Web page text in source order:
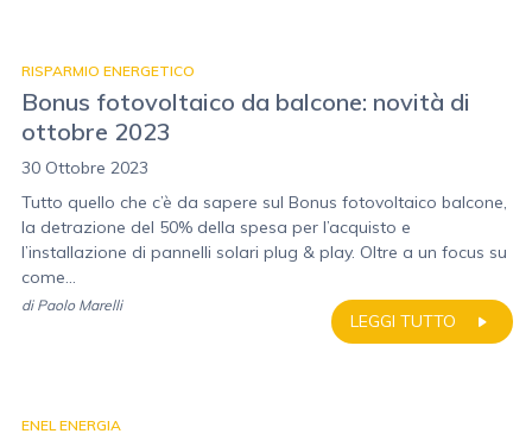
RISPARMIO ENERGETICO
Bonus fotovoltaico da balcone: novità di
ottobre 2023
30 Ottobre 2023
Tutto quello che c’è da sapere sul Bonus fotovoltaico balcone,
la detrazione del 50% della spesa per l’acquisto e
l’installazione di pannelli solari plug & play. Oltre a un focus su
come...
LEGGI TUTTO
di Paolo Marelli
ENEL ENERGIA